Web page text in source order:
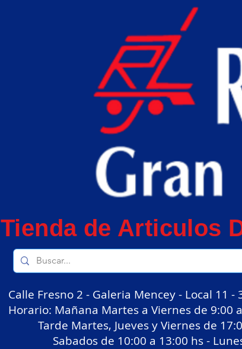
Tienda de Articulos
Calle Fresno 2 - Galeria Mencey - Local 11 -
Horario: Mañana Martes a Viernes de 9:00
Tarde Martes, Jueves y Viernes de
Sabados de 10:00 a 13:00 hs -